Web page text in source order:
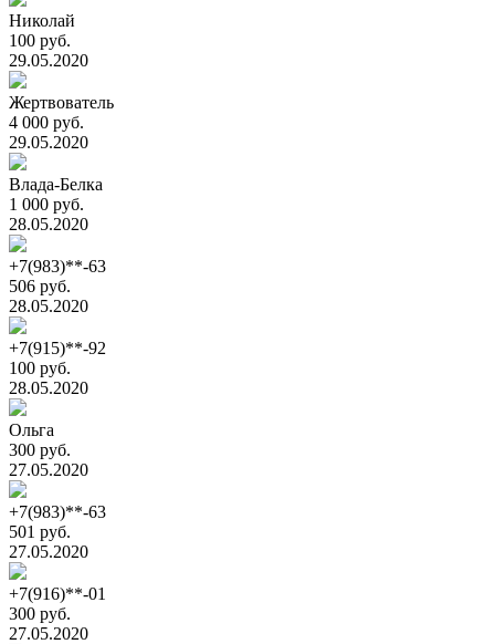
Николай
100 руб.
29.05.2020
Жертвователь
4 000 руб.
29.05.2020
Влада-Белка
1 000 руб.
28.05.2020
+7(983)**-63
506 руб.
28.05.2020
+7(915)**-92
100 руб.
28.05.2020
Ольга
300 руб.
27.05.2020
+7(983)**-63
501 руб.
27.05.2020
+7(916)**-01
300 руб.
27.05.2020